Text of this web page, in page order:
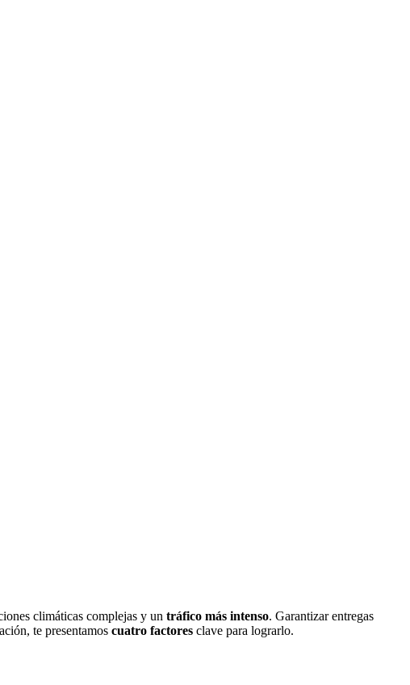
climáticas complejas y un tráfico más intenso. Garantizar entregas
te presentamos cuatro factores clave para lograrlo.